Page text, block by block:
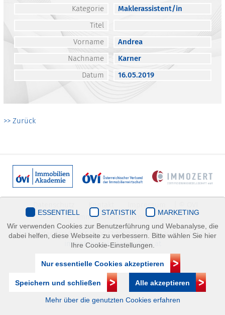
Kategorie
Maklerassistent/in
Titel
Vorname
Andrea
Nachname
Karner
Datum
16.05.2019
>> Zurück
Immobilienakademie
Mariahilfer Straße 116/2.OG/2 1070 Wien | +43(1)505 32 50 |
immobilienakademie@ovi.at
ESSENTIELL STATISTIK
MARKETING
Wir verwenden Cookies zur Benutzerführung und Webanalyse, die
dabei helfen, diese Webseite zu verbessern. Bitte wählen Sie hier
Ihre Cookie-Einstellungen.
Nur essentielle Cookies akzeptieren
Speichern und schließen Alle akzeptieren
Mehr über die genutzten Cookies erfahren